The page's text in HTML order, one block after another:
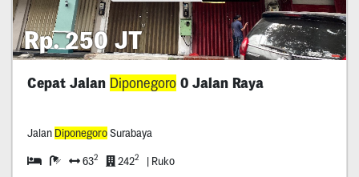
Rp. 250 JT
Cepat Jalan Diponegoro0 Jalan Raya
Jalan DiponegoroSurabaya
632 2422 | Ruko